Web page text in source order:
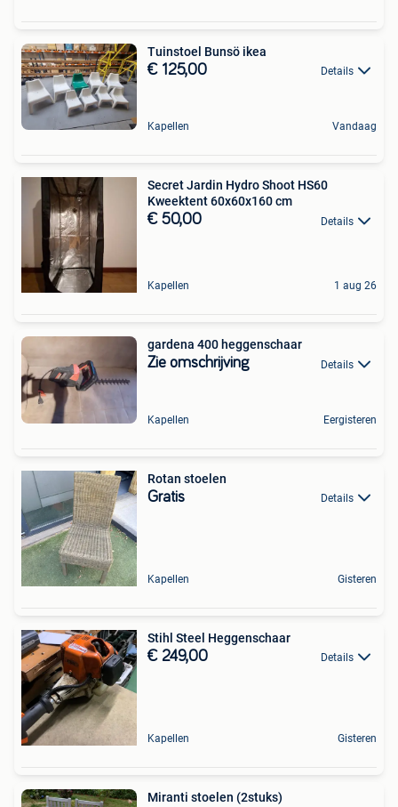
Tuinstoel Bunsö ikea
€ 125,00 Details
Kapellen Vandaag
Secret Jardin Hydro Shoot HS60
Kweektent 60x60x160 cm
€ 50,00 Details
Kapellen 1 aug 26
gardena 400 heggenschaar
Zie omschrijving Details
Kapellen Eergisteren
Rotan stoelen
Gratis Details
Kapellen Gisteren
Stihl Steel Heggenschaar
€ 249,00 Details
Kapellen Gisteren
Miranti stoelen (2stuks)